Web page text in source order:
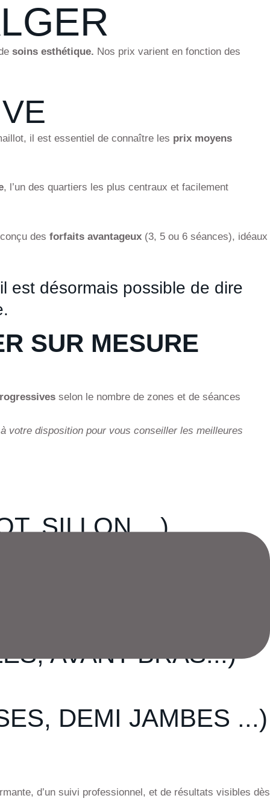
soins esthétique. Nos prix varient en fonction des
il est essentiel de connaître les prix moyens
, l’un des quartiers les plus centraux et facilement
des forfaits avantageux (3, 5 ou 6 séances), idéaux
est désormais possible de dire
SUR MESURE
selon le nombre de zones et de séances
votre disposition pour vous conseiller les meilleures
SILLON ...)
MENTON ...)
AVANT BRAS...)
DEMI JAMBES ...)
d’un suivi professionnel, et de résultats visibles dès